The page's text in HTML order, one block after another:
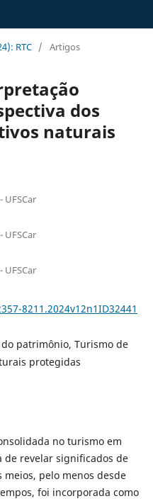
RTC / Artigos
dos
naturais
UFSCar
UFSCar
UFSCar
8211.2024v12n1ID32441
patrimônio, Turismo de
protegidas
no turismo em
de revelar significados de
pelo menos desde
foi incorporada como